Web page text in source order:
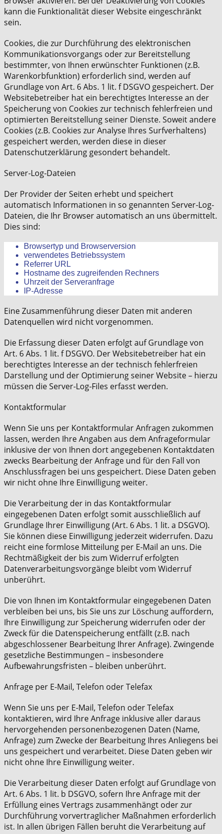
kann die Funktionalität dieser Website eingeschränkt
sein.
Cookies, die zur Durchführung des elektronischen
Kommunikationsvorgangs oder zur Bereitstellung
bestimmter, von Ihnen erwünschter Funktionen (z.B.
Warenkorbfunktion) erforderlich sind, werden auf
Grundlage von Art. 6 Abs. 1 lit. f DSGVO gespeichert. Der
Websitebetreiber hat ein berechtigtes Interesse an der
Speicherung von Cookies zur technisch fehlerfreien und
optimierten Bereitstellung seiner Dienste. Soweit andere
Cookies (z.B. Cookies zur Analyse Ihres Surfverhaltens)
gespeichert werden, werden diese in dieser
Datenschutzerklärung gesondert behandelt.
Server-Log-Dateien
Der Provider der Seiten erhebt und speichert
automatisch Informationen in so genannten Server-Log-
Dateien, die Ihr Browser automatisch an uns übermittelt.
Dies sind:
Browsertyp und Browserversion
verwendetes Betriebssystem
Referrer URL
Hostname des zugreifenden Rechners
Uhrzeit der Serveranfrage
IP-Adresse
Eine Zusammenführung dieser Daten mit anderen
Datenquellen wird nicht vorgenommen.
Die Erfassung dieser Daten erfolgt auf Grundlage von
Art. 6 Abs. 1 lit. f DSGVO. Der Websitebetreiber hat ein
berechtigtes Interesse an der technisch fehlerfreien
Darstellung und der Optimierung seiner Website – hierzu
müssen die Server-Log-Files erfasst werden.
Kontaktformular
Wenn Sie uns per Kontaktformular Anfragen zukommen
lassen, werden Ihre Angaben aus dem Anfrageformular
inklusive der von Ihnen dort angegebenen Kontaktdaten
zwecks Bearbeitung der Anfrage und für den Fall von
Anschlussfragen bei uns gespeichert. Diese Daten geben
wir nicht ohne Ihre Einwilligung weiter.
Die Verarbeitung der in das Kontaktformular
eingegebenen Daten erfolgt somit ausschließlich auf
Grundlage Ihrer Einwilligung (Art. 6 Abs. 1 lit. a DSGVO).
Sie können diese Einwilligung jederzeit widerrufen. Dazu
reicht eine formlose Mitteilung per E-Mail an uns. Die
Rechtmäßigkeit der bis zum Widerruf erfolgten
Datenverarbeitungsvorgänge bleibt vom Widerruf
unberührt.
Die von Ihnen im Kontaktformular eingegebenen Daten
verbleiben bei uns, bis Sie uns zur Löschung auffordern,
Ihre Einwilligung zur Speicherung widerrufen oder der
Zweck für die Datenspeicherung entfällt (z.B. nach
abgeschlossener Bearbeitung Ihrer Anfrage). Zwingende
gesetzliche Bestimmungen – insbesondere
Aufbewahrungsfristen – bleiben unberührt.
Anfrage per E-Mail, Telefon oder Telefax
Wenn Sie uns per E-Mail, Telefon oder Telefax
kontaktieren, wird Ihre Anfrage inklusive aller daraus
hervorgehenden personenbezogenen Daten (Name,
Anfrage) zum Zwecke der Bearbeitung Ihres Anliegens bei
uns gespeichert und verarbeitet. Diese Daten geben wir
nicht ohne Ihre Einwilligung weiter.
Die Verarbeitung dieser Daten erfolgt auf Grundlage von
Art. 6 Abs. 1 lit. b DSGVO, sofern Ihre Anfrage mit der
Erfüllung eines Vertrags zusammenhängt oder zur
Durchführung vorvertraglicher Maßnahmen erforderlich
ist. In allen übrigen Fällen beruht die Verarbeitung auf